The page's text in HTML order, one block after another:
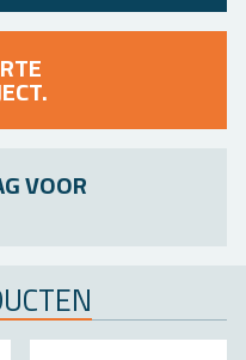
VOOR